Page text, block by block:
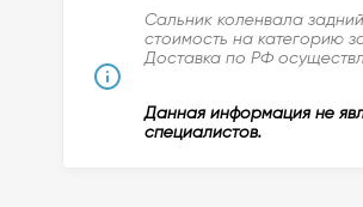
Сальник коленвала
стоимость на категорию
Доставка по РФ